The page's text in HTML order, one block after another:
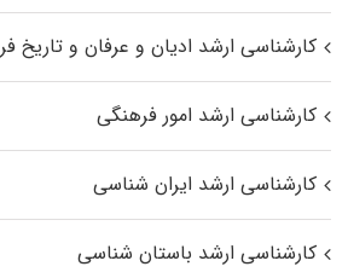
کارشناسی ارشد ادیان و عرفان و تاریخ
کارشناسی ارشد امور فرهنگی
کارشناسی ارشد ایران شناسی
کارشناسی ارشد باستان شناسی